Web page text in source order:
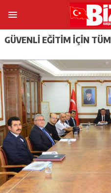
GÜVENLİ EĞİTİM İÇİN